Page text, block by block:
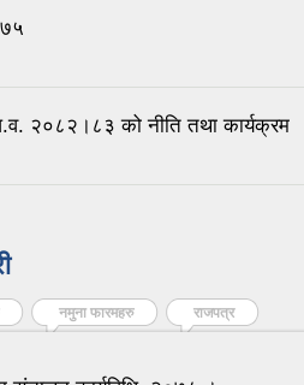
२०८२।८३ को नीति तथा कार्यक्रम
नमुना फारमहरु राजपत्र